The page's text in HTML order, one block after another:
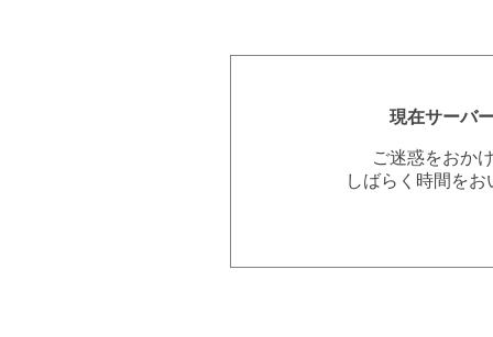
現在サーバ
ご迷惑をおか
しばらく時間を